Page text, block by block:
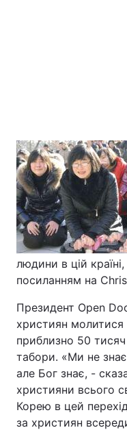
Головна
Україна
Економіка
Спорт
Зброя
Здоров'я
Цікавинки
Екологія
людини в цій
посиланням на
Президент Open
християн молитися
приблизно 50
табори. «Ми не
але Бог знає, -
християни всього
Корею в цей
за християн